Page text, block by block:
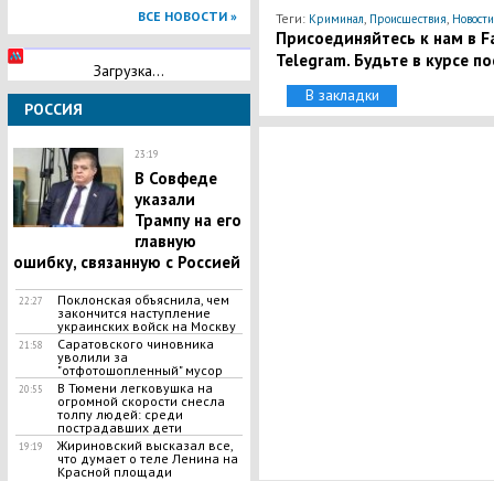
ВСЕ НОВОСТИ »
Загрузка...
РОССИЯ
23:19
В Совфеде
указали
Трампу на его
главную
ошибку, связанную с Россией
22:27
Поклонская объяснила, чем
закончится наступление
украинских войск на Москву
21:58
Саратовского чиновника
уволили за
"отфотошопленный" мусор
20:55
​В Тюмени легковушка на
огромной скорости снесла
толпу людей: среди
пострадавших дети
19:19
Жириновский высказал все,
что думает о теле Ленина на
Красной площади
Теги: Криминал, Происшествия,
Присоединяйтесь к нам в
Telegram. Будьте в курсе
В закладки